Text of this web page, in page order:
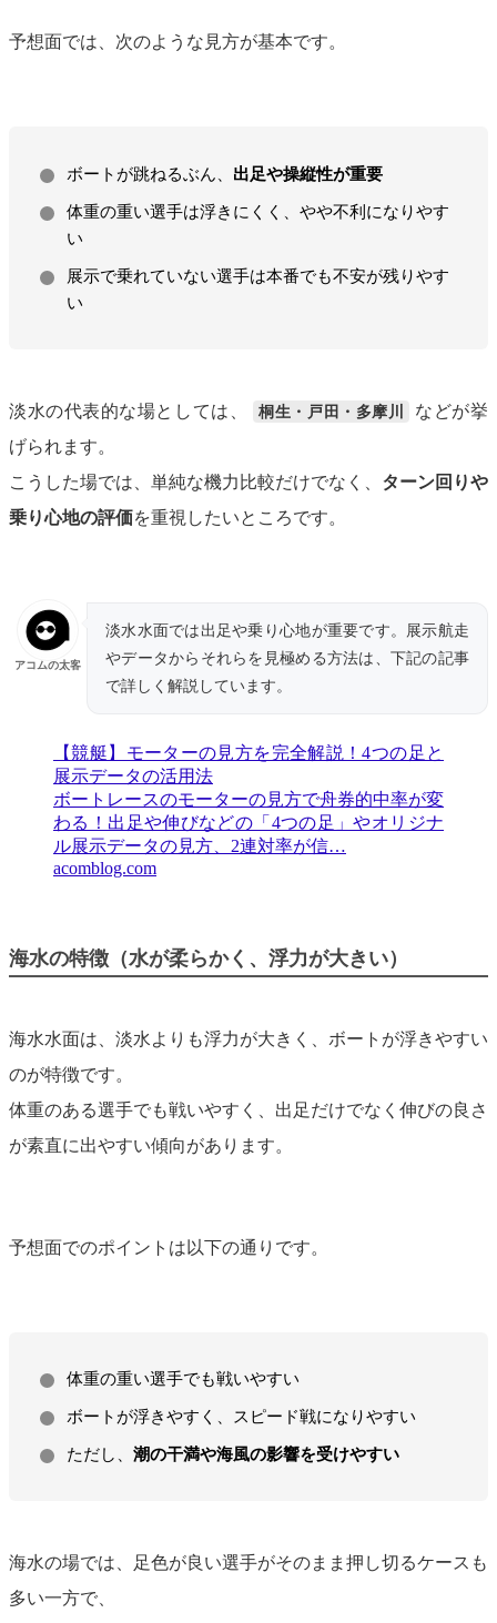
予想面では、次のような見方が基本です。
ボートが跳ねるぶん、 出足や操縦性が重要
体重の重い選手は浮きにくく、やや不利になりやす
い
展示で乗れていない選手は本番でも不安が残りやす
い
淡水の代表的な場としては、 桐生・戸田・多摩川
などが挙
げられます。
こうした場では、単純な機力比較だけでなく、 ターン回りや
乗り心地の評価を重視したいところです。
アコムの太客
淡水水面では出足や乗り心地が重要です。展示航走
やデータからそれらを見極める方法は、下記の記事
で詳しく解説しています。
【競艇】モーターの見方を完全解説！4つの足と
展示データの活用法
ボートレースのモーターの見方で舟券的中率が変
わる！出足や伸びなどの「4つの足」やオリジナ
ル展示データの見方、2連対率が信…
acomblog.com
海水の特徴（水が柔らかく、浮力が大きい）
海水水面は、淡水よりも浮力が大きく、ボートが浮きやすい
のが特徴です。
体重のある選手でも戦いやすく、出足だけでなく伸びの良さ
が素直に出やすい傾向があります。
予想面でのポイントは以下の通りです。
体重の重い選手でも戦いやすい
ボートが浮きやすく、スピード戦になりやすい
ただし、 潮の干満や海風の影響を受けやすい
海水の場では、足色が良い選手がそのまま押し切るケースも
多い一方で、